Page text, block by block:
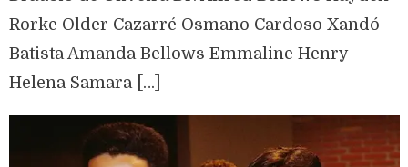
Rorke Older Cazarré Osmano Cardoso Xandó
Batista Amanda Bellows Emmaline Henry
Helena Samara […]